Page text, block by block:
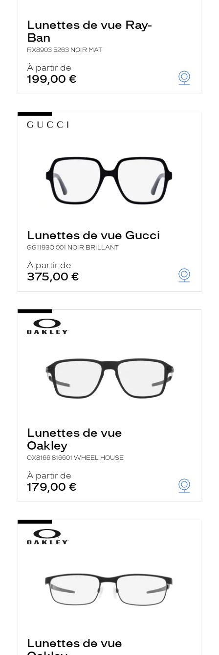
Lunettes de vue Ray-
Ban
RX8903 5263 NOIR MAT
À partir de
199,00 €
Lunettes de vue Gucci
GG1193O 001 NOIR BRILLANT
À partir de
375,00 €
Lunettes de vue
Oakley
OX8166 816601 WHEEL HOUSE
À partir de
179,00 €
Lunettes de vue